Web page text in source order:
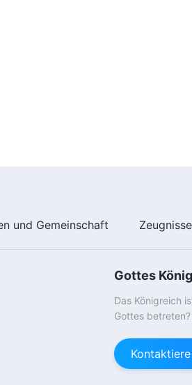
und Gemeinschaft Zeugnisse
Gottes
Das Königreich
Gottes betreten?